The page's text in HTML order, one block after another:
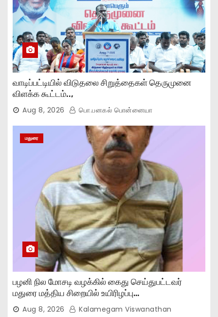
வாடிப்பட்டியில் விடுதலை சிறுத்தைகள் தெருமுனை
விளக்க கூட்டம்..,
Aug 8, 2026 பொ.பனகல் பொன்னையா
மதுரை
பழனி நில மோசடி வழக்கில் கைது செய்துபட்டவர்
மதுரை மத்திய சிறையில் உயிரிழப்பு…
Aug 8, 2026 Kalamegam Viswanathan